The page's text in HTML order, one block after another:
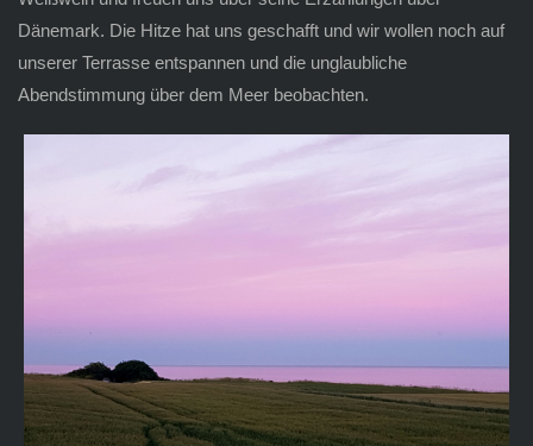
Dänemark. Die Hitze hat uns geschafft und wir wollen noch auf
unserer Terrasse entspannen und die unglaubliche
Abendstimmung über dem Meer beobachten.